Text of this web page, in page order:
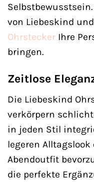
von Liebeskind
Ohrstecker Ihre
bringen.
Zeitlose
Die Liebeskind
verkörpern
in jeden Stil
legeren
Abendoutfit
die perfekte